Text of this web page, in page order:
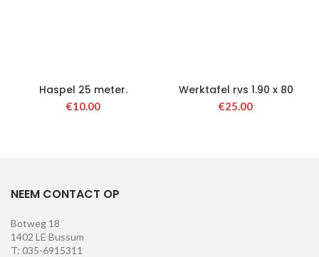
Haspel 25 meter.
€10.00
Werktafel rvs 1.90 x 80
€25.00
NEEM CONTACT OP
Botweg 18
1402 LE Bussum
T: 035-6915311